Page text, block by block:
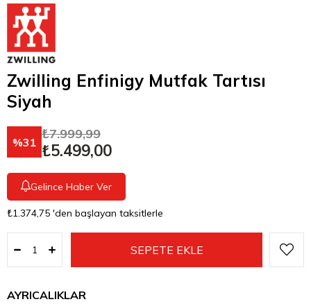
Zwilling Enfinigy Mutfak Tartısı
Siyah
31
₺7.999,99
₺5.499,00
Gelince Haber Ver
₺1.374,75 'den başlayan taksitlerle
AYRICALIKLAR